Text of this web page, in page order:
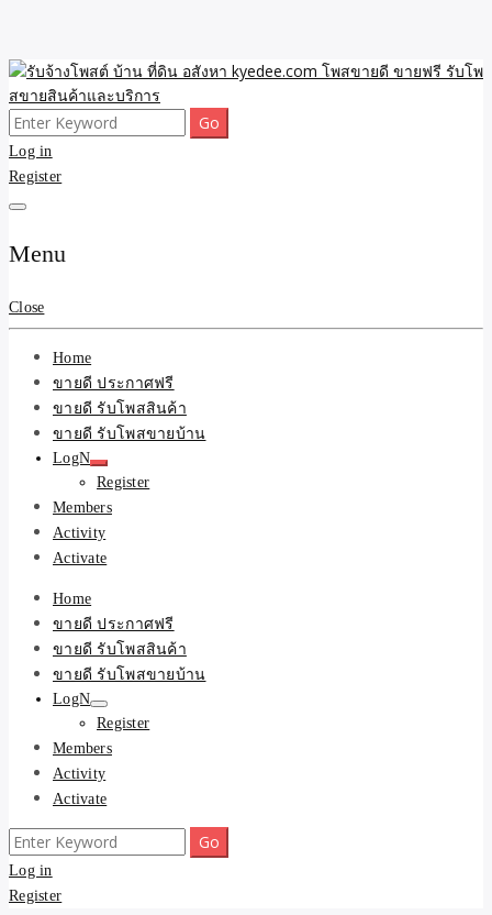
Skip
to
content
รับจ้างโพสต์ บ้าน ที่ดิน
อสังหา kyedee.com โพส
ขายดี ขายฟรี รับโพสขาย
สินค้าและบริการ
ขายดี โพสประกาศขายสินค้าฟรี บ้าน ที่ดิน อสังหา รับโพสต์ประกาศขาย
ของ รับรองผล ดีที่สุดถูกที่สุด ติดหน้าแรกกูเกืล
Search
for:
Log in
Register
Menu
Close
Home
ขายดี ประกาศฟรี
ขายดี รับโพสสินค้า
ขายดี รับโพสขายบ้าน
LogN
Register
Members
Activity
Activate
Home
ขายดี ประกาศฟรี
ขายดี รับโพสสินค้า
ขายดี รับโพสขายบ้าน
LogN
Register
Members
Activity
Activate
Search
for:
Log in
Register